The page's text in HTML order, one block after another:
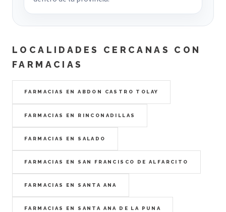
LOCALIDADES CERCANAS CON
FARMACIAS
FARMACIAS EN ABDON CASTRO TOLAY
FARMACIAS EN RINCONADILLAS
FARMACIAS EN SALADO
FARMACIAS EN SAN FRANCISCO DE ALFARCITO
FARMACIAS EN SANTA ANA
FARMACIAS EN SANTA ANA DE LA PUNA